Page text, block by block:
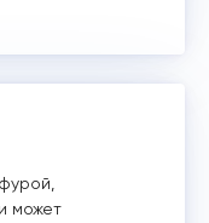
может